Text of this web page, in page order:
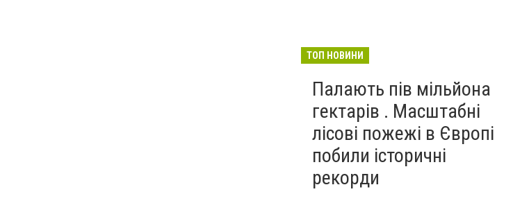
ТОП НОВИНИ
Палають пів мільйона
гектарів . Масштабні
лісові пожежі в Європі
побили історичні
рекорди